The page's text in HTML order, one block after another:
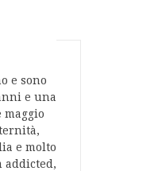
e sono
e una
e molto
addicted,